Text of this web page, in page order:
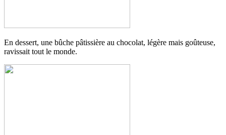
En dessert, une bûche pâtissière au chocolat, légère mais goûteuse,
ravissait tout le monde.